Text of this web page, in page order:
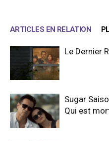
ARTICLES EN RELATION
Le Dernier
Sugar
Qui est